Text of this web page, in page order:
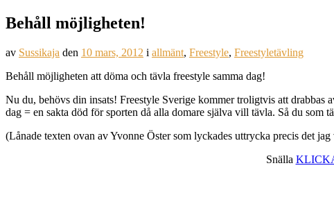
Behåll möjligheten!
av Sussikaja den 10 mars, 2012 i allmänt, Freestyle, Freestyletävling
Behåll möjligheten att döma och tävla freestyle samma dag!
Nu du, behövs din insats! Freestyle Sverige kommer troligtvis att
dag = en sakta död för sporten då alla domare själva vill tävla. Så du som
(Lånade texten ovan av Yvonne Öster som lyckades uttrycka precis det jag
Snälla